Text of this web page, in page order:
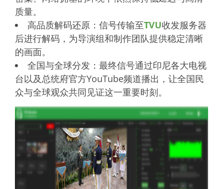
质量。
高品质解码还原：信号传输至TVU收发服务器
后进行解码，为导演组和制作团队提供稳定清晰
的画面。
全国与全球分发：最终信号通过印尼各大电视
台以及总统府官方YouTube频道播出，让全国民
众与全球观众共同见证这一重要时刻。